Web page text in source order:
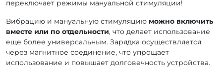
переключает режимы мануальной стимуляции!
Вибрацию и мануальную стимуляцию можно включить
вместе или по отдельности, что делает использование
еще более универсальным. Зарядка осуществляется
через магнитное соединение, что упрощает
использование и повышает долговечность устройства.